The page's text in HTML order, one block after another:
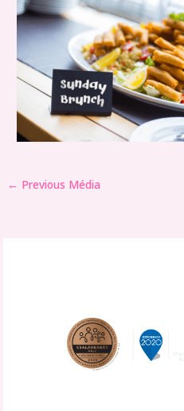
← Previous Média